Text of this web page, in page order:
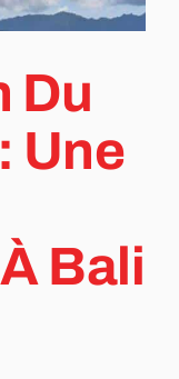
Du
Une
Bali